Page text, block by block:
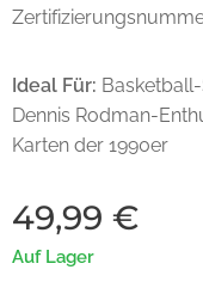
Ideal Für:
Dennis Rodman-
Karten der 1990er
49,99 €
Auf Lager